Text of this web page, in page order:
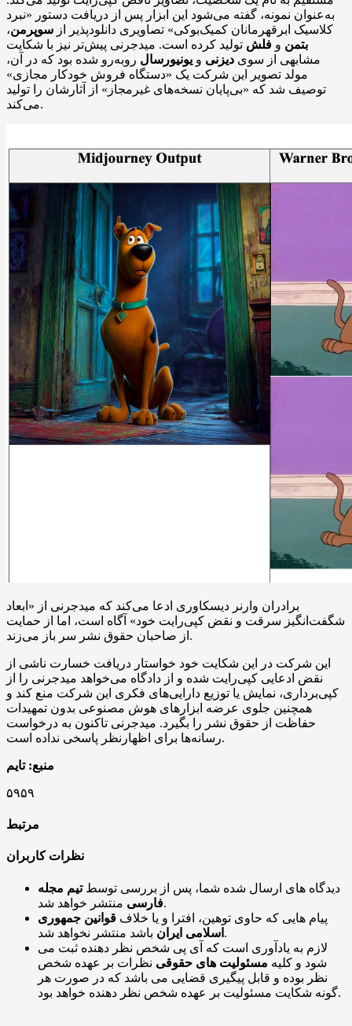
به‌عنوان نمونه، گفته می‌شود این ابزار پس از دریافت دستور «نبرد
کلاسیک ابرقهرمانان کمیک‌بوکی» تصاویری دانلودپذیر از سوپرمن،
بتمن و فلش تولید کرده است. میدجرنی پیش‌تر نیز با شکایت
مشابهی از سوی دیزنی و یونیورسال روبه‌رو شده بود که در آن،
مولد تصویر این شرکت یک «دستگاه فروش خودکار مجازی»
توصیف شد که «بی‌پایان نسخه‌های غیرمجاز» از آثارشان را تولید
می‌کند.
برادران وارنر دیسکاوری ادعا می‌کند که میدجرنی از «ابعاد
شگفت‌انگیز سرقت و نقض کپی‌رایت خود» آگاه است، اما از حمایت
از صاحبان حقوق نشر سر باز می‌زند.
این شرکت در این شکایت خود خواستار دریافت خسارت ناشی از
نقض ادعایی کپی‌رایت شده و از دادگاه می‌خواهد میدجرنی را از
کپی‌برداری، نمایش یا توزیع دارایی‌های فکری این شرکت منع کند و
همچنین جلوی عرضه ابزارهای هوش مصنوعی بدون تمهیدات
حفاظت از حقوق نشر را بگیرد. میدجرنی تاکنون به درخواست
رسانه‌ها برای اظهارنظر پاسخی نداده است.
منبع: تایم
۵۹۵۹
مرتبط
نظرات کاربران
دیدگاه های ارسال شده شما، پس از بررسی توسطتیم مجله
فارسیمنتشر خواهد شد.
پیام هایی که حاوی توهین، افترا و یا خلاف قوانین جمهوری
اسلامی ایران باشد منتشر نخواهد شد.
لازم به یادآوری است که آی پی شخص نظر دهنده ثبت می
شود و کلیه مسئولیت های حقوقی نظرات بر عهده شخص
نظر بوده و قابل پیگیری قضایی می باشد که در صورت هر
گونه شکایت مسئولیت بر عهده شخص نظر دهنده خواهد بود.